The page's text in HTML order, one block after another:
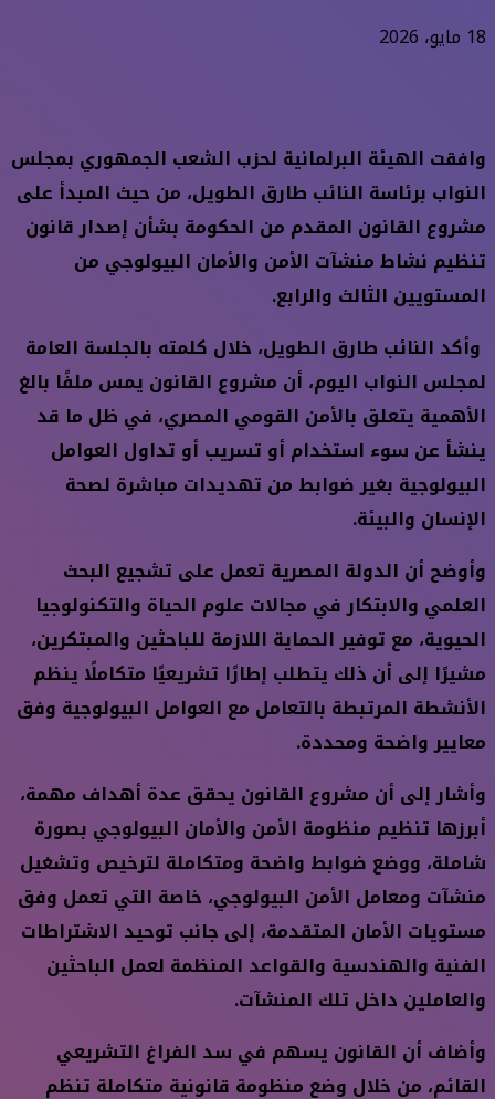
18 مايو، 2026
وافقت الهيئة البرلمانية لحزب الشعب الجمهوري بمجلس
النواب برئاسة النائب طارق الطويل، من حيث المبدأ على
مشروع القانون المقدم من الحكومة بشأن إصدار قانون
تنظيم نشاط منشآت الأمن والأمان البيولوجي من
المستويين الثالث والرابع.
وأكد النائب طارق الطويل، خلال كلمته بالجلسة العامة
لمجلس النواب اليوم، أن مشروع القانون يمس ملفًا بالغ
الأهمية يتعلق بالأمن القومي المصري، في ظل ما قد
ينشأ عن سوء استخدام أو تسريب أو تداول العوامل
البيولوجية بغير ضوابط من تهديدات مباشرة لصحة
الإنسان والبيئة.
وأوضح أن الدولة المصرية تعمل على تشجيع البحث
العلمي والابتكار في مجالات علوم الحياة والتكنولوجيا
الحيوية، مع توفير الحماية اللازمة للباحثين والمبتكرين،
مشيرًا إلى أن ذلك يتطلب إطارًا تشريعيًا متكاملًا ينظم
الأنشطة المرتبطة بالتعامل مع العوامل البيولوجية وفق
معايير واضحة ومحددة.
وأشار إلى أن مشروع القانون يحقق عدة أهداف مهمة،
أبرزها تنظيم منظومة الأمن والأمان البيولوجي بصورة
شاملة، ووضع ضوابط واضحة ومتكاملة لترخيص وتشغيل
منشآت ومعامل الأمن البيولوجي، خاصة التي تعمل وفق
مستويات الأمان المتقدمة، إلى جانب توحيد الاشتراطات
الفنية والهندسية والقواعد المنظمة لعمل الباحثين
والعاملين داخل تلك المنشآت.
وأضاف أن القانون يسهم في سد الفراغ التشريعي
القائم، من خلال وضع منظومة قانونية متكاملة تنظم